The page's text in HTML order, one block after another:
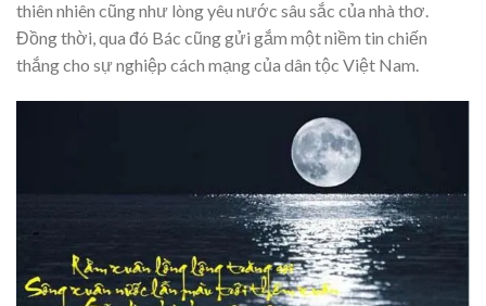
thiên nhiên cũng như lòng yêu nước sâu sắc của nhà thơ.
Đồng thời, qua đó Bác cũng gửi gắm một niềm tin chiến
thắng cho sự nghiệp cách mạng của dân tộc Việt Nam.